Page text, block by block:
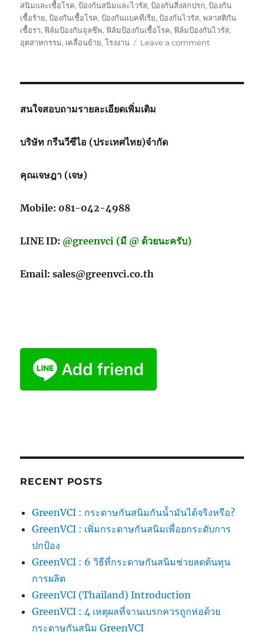
สนิมและเชื้อโรค,ป้องกันสนิมและไวรัส,ป้องกันสิ่งสกปรก,ป้องกัน
เชื้อร้าย,ป้องกันเชื้อโรค,ป้องกันแบคทีเรีย,ป้องกันไวรัส,พลาสติกัน
เชื้อรา, ฟิล์มป้องกันจุลชีพ, ฟิล์มป้องกันเชื้อโรค, ฟิล์มป้องกันไวรัส,
อุตสาหกรรม, เคลื่อนย้าย,โรงงาน Leave a commenton
สนใจสอบถามรายละเอียดเพิ่มเติม
บริษัท กรีนวีซีไอ (ประเทศไทย)จำกัด
คุณเจษฎา (เจษ)
Mobile: 081-042-4988
LINE ID: @greenvci (มี @ ด้วยนะครับ)
Email: sales@greenvci.co.th
RECENT POSTS
GreenVCI : กระดาษกันสนิมกันน้ำมันได้จริงหรือ?
GreenVCI : เพิ่มกระดาษกันสนิมเพื่อยกระดับการ
ปกป้อง
GreenVCI : 6 วิธีที่กระดาษกันสนิมช่วยลดต้นทุน
การผลิต
GreenVCI (Thailand) Introduction
GreenVCI : 4 เหตุผลที่จานเบรกควรถูกห่อด้วย
กระดาษกันสนิม GreenVCI